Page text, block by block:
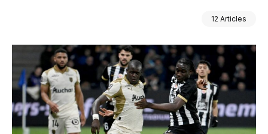
12 Articles